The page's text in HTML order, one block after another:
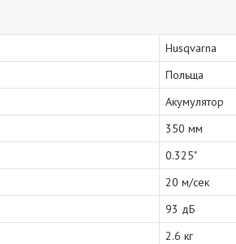
Husqvarna
Польща
Акумулятор
350 мм
0.325"
20 м/сек
93 дБ
2.6 кг